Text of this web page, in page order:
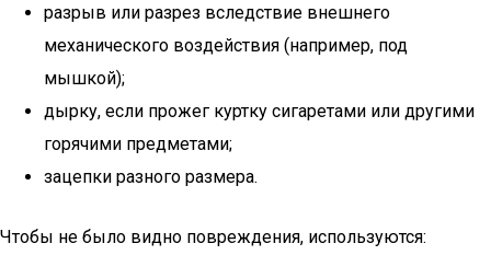
разрыв или разрез вследствие внешнего
механического воздействия (например, под
мышкой);
дырку, если прожег куртку сигаретами или другими
горячими предметами;
зацепки разного размера.
Чтобы не было видно повреждения, используются: